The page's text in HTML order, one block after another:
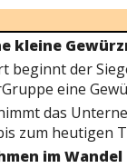
kleine
beginnt der
eine
das
zum heutigen
im Wandel